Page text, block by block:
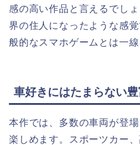
感の高い作品と言えるでし
界の住人になったような感
般的なスマホゲームとは一
車好きにはたまらない
本作では、多数の車両が登
楽しめます。スポーツカー